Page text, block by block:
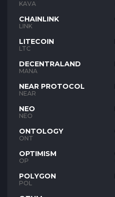
KAVA
CHAINLINK
LINK
LITECOIN
LTC
DECENTRALAND
MANA
NEAR PROTOCOL
NEAR
NEO
NEO
ONTOLOGY
ONT
OPTIMISM
OP
POLYGON
POL